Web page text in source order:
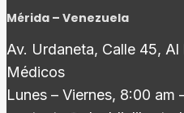
Mérida – Venezuela
Av. Urdaneta, Calle 45,
Médicos
Lunes – Viernes, 8:00 am